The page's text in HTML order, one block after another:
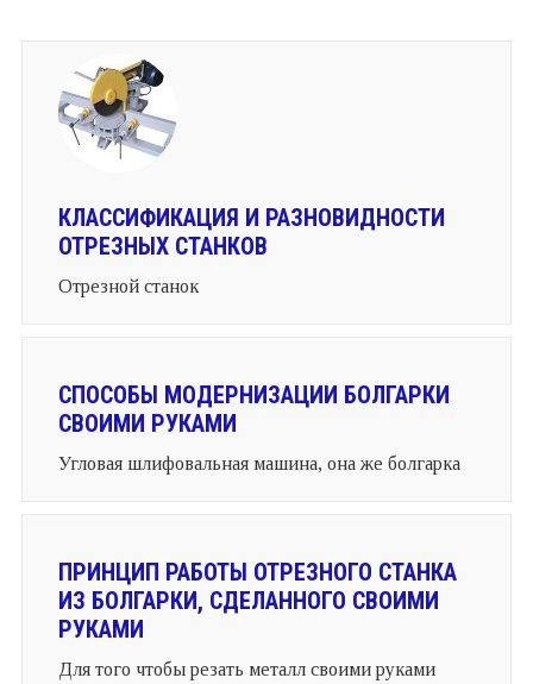
КЛАССИФИКАЦИЯ И РАЗНОВИДНОСТИ
ОТРЕЗНЫХ СТАНКОВ
Отрезной станок
СПОСОБЫ МОДЕРНИЗАЦИИ БОЛГАРКИ
СВОИМИ РУКАМИ
Угловая шлифовальная машина, она же болгарка
ПРИНЦИП РАБОТЫ ОТРЕЗНОГО СТАНКА
ИЗ БОЛГАРКИ, СДЕЛАННОГО СВОИМИ
РУКАМИ
Для того чтобы резать металл своими руками